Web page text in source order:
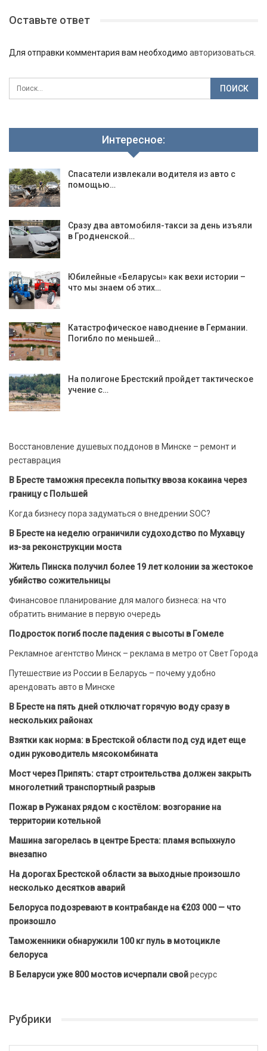
Оставьте ответ
Для отправки комментария вам необходимо авторизоваться.
Интересное:
Спасатели извлекали водителя из авто с
помощью…
Сразу два автомобиля-такси за день изъяли
в Гродненской…
Юбилейные «Беларусы» как вехи истории –
что мы знаем об этих…
Катастрофическое наводнение в Германии.
Погибло по меньшей…
На полигоне Брестский пройдет тактическое
учение с…
Восстановление душевых поддонов в Минске – ремонт и
реставрация
В Бресте таможня пресекла попытку ввоза кокаина через
границу с Польшей
Когда бизнесу пора задуматься о внедрении SOC?
В Бресте на неделю ограничили судоходство по Мухавцу
из-за реконструкции моста
Житель Пинска получил более 19 лет колонии за жестокое
убийство сожительницы
Финансовое планирование для малого бизнеса: на что
обратить внимание в первую очередь
Подросток погиб после падения с высоты в Гомеле
Рекламное агентство Минск – реклама в метро от Свет Города
Путешествие из России в Беларусь – почему удобно
арендовать авто в Минске
В Бресте на пять дней отключат горячую воду сразу в
нескольких районах
Взятки как норма: в Брестской области под суд идет еще
один руководитель мясокомбината
Мост через Припять: старт строительства должен закрыть
многолетний транспортный разрыв
Пожар в Ружанах рядом с костёлом: возгорание на
территории котельной
Машина загорелась в центре Бреста: пламя вспыхнуло
внезапно
На дорогах Брестской области за выходные произошло
несколько десятков аварий
Белоруса подозревают в контрабанде на €203 000 — что
произошло
Таможенники обнаружили 100 кг пуль в мотоцикле
белоруса
В Беларуси уже 800 мостов исчерпали свойресурс
Рубрики